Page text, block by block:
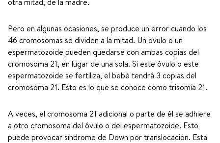
Pero en algunas ocasiones, se produce un error cuando los
46 cromosomas se dividen a la mitad. Un óvulo o un
espermatozoide pueden quedarse con ambas copias del
cromosoma 21, en lugar de una sola. Si este óvulo o este
espermatozoide se fertiliza, el bebé tendrá 3 copias del
cromosoma 21. Esto es lo que se conoce como trisomía 21.
A veces, el cromosoma 21 adicional o parte de él se adhiere
a otro cromosoma del óvulo o del espermatozoide. Esto
puede provocar síndrome de Down por translocación. Esta